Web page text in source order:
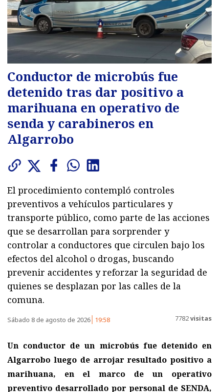
Conductor de microbús fue
detenido tras dar positivo a
marihuana en operativo de
senda y carabineros en
Algarrobo
El procedimiento contempló controles
preventivos a vehículos particulares y
transporte público, como parte de las acciones
que se desarrollan para sorprender y
controlar a conductores que circulen bajo los
efectos del alcohol o drogas, buscando
prevenir accidentes y reforzar la seguridad de
quienes se desplazan por las calles de la
comuna.
Sábado 8 de agosto de 2026 19:58 7782visitas
Un conductor de un microbús fue detenido en
Algarrobo luego de arrojar resultado positivo a
marihuana, en el marco de un operativo
preventivo desarrollado por personal de SENDA,